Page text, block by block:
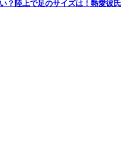
？陸上で足のサイズは！熱愛彼氏